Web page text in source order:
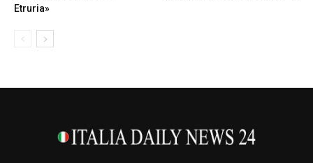
Etruria»